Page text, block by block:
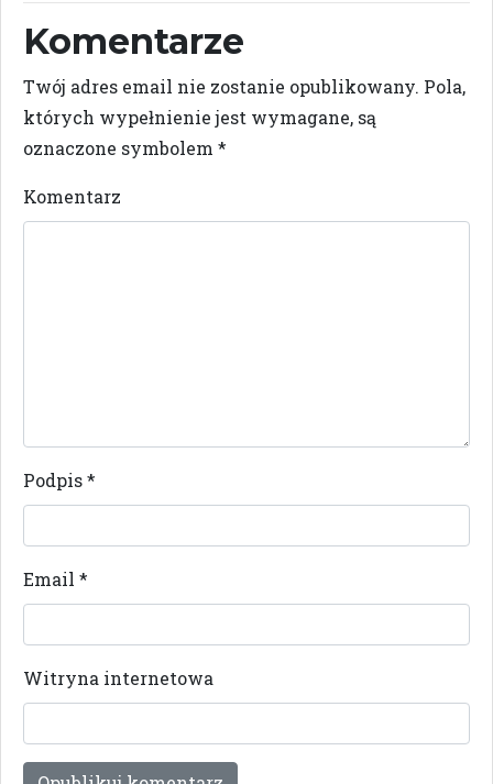
Komentarze
Twój adres email nie zostanie opublikowany. Pola,
których wypełnienie jest wymagane, są
oznaczone symbolem *
Komentarz
Podpis*
Email *
Witryna internetowa